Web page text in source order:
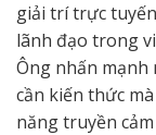
giải trí trực
lãnh đạo trong
Ông nhấn
cần kiến thức
năng truyền